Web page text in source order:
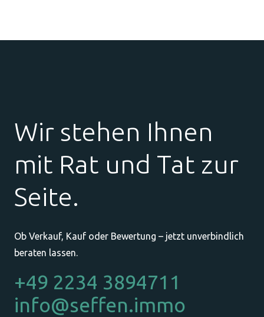
Wir stehen Ihnen
mit Rat und Tat zur
Seite.
Ob Verkauf, Kauf oder Bewertung – jetzt unverbindlich
beraten lassen.
+49 2234 3894711
info@seffen.immo